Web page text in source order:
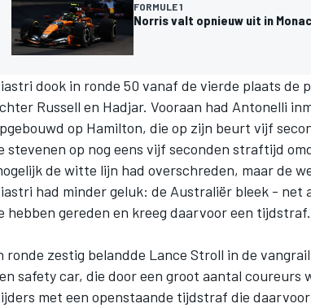
RACEKLASSEN FORMULE 1
Norris valt opnieuw uit in
dook in ronde 50 vanaf de vierde plaats de
Russell en Hadjar. Vooraan had Antonelli
op Hamilton, die op zijn beurt vijf
stevenen op nog eens vijf seconden straftijd
de witte lijn had overschreden, maar de
had minder geluk: de Australiër bleek -
hebben gereden en kreeg daarvoor een tijdstraf.
ronde zestig belandde Lance Stroll in de
safety car, die door een groot aantal coureurs
met een openstaande tijdstraf die